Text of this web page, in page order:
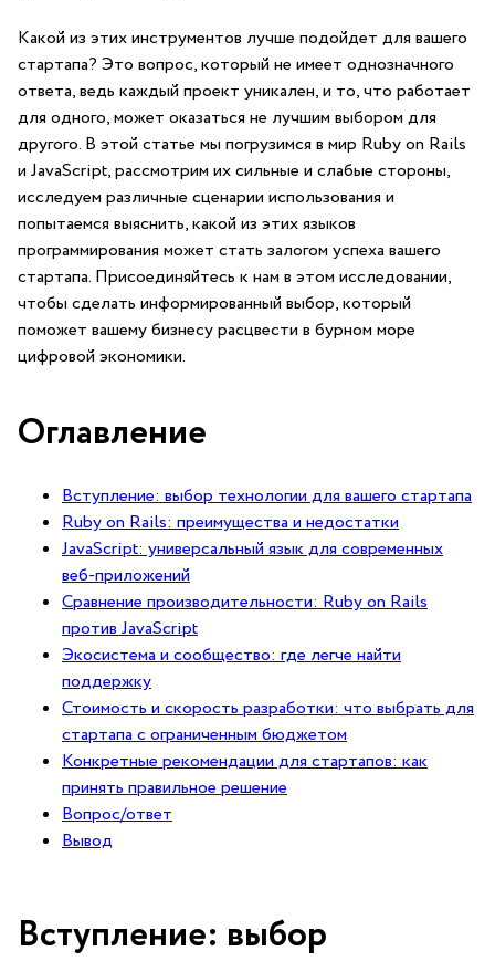
Какой​ из ‍этих​ инструментов ⁣лучше подойдет для вашего
стартапа? ⁣Это вопрос, который не имеет ⁢однозначного
ответа, ведь каждый проект уникален, и то, что работает ​
для‍ одного, может оказаться ​не лучшим выбором для
другого. В этой статье⁢ мы погрузимся в мир Ruby on Rails
и JavaScript, ​рассмотрим их сильные⁣ и⁤ слабые ‌стороны,
исследуем различные сценарии использования и​
попытаемся выяснить, какой​ из этих языков
программирования ⁢может стать залогом ‍успеха​ вашего
стартапа. Присоединяйтесь ⁣к нам ⁣в‌ этом исследовании,
чтобы ‌сделать информированный выбор, который
поможет​ вашему бизнесу расцвести в бурном море
цифровой экономики.
Оглавление
Вступление: выбор технологии для вашего​ стартапа
Ruby on Rails: преимущества и недостатки
JavaScript: универсальный ⁤язык для современных
⁢веб-приложений
Сравнение производительности:​ Ruby on Rails
против ⁤JavaScript
Экосистема и сообщество: где легче найти⁣
поддержку
Стоимость и скорость разработки: что выбрать для⁤
стартапа с ограниченным бюджетом
Конкретные рекомендации для стартапов: как
принять⁣ правильное решение
Вопрос/ответ
Вывод
Вступление:⁢ выбор